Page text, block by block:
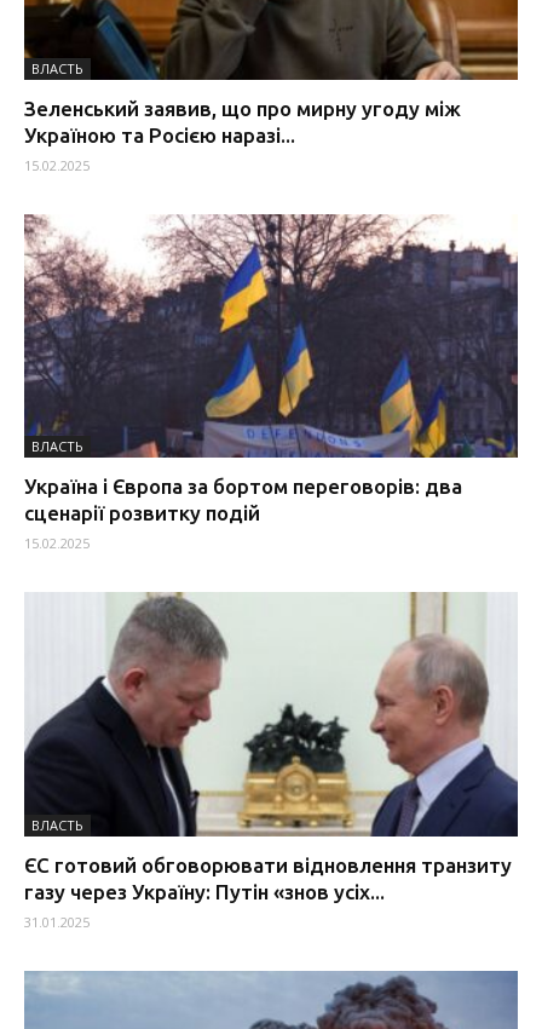
ВЛАСТЬ
Зеленський заявив, що про мирну угоду між
Україною та Росією наразі...
15.02.2025
ВЛАСТЬ
Україна і Європа за бортом переговорів: два
сценарії розвитку подій
15.02.2025
ВЛАСТЬ
ЄС готовий обговорювати відновлення транзиту
газу через Україну: Путін «знов усіх...
31.01.2025